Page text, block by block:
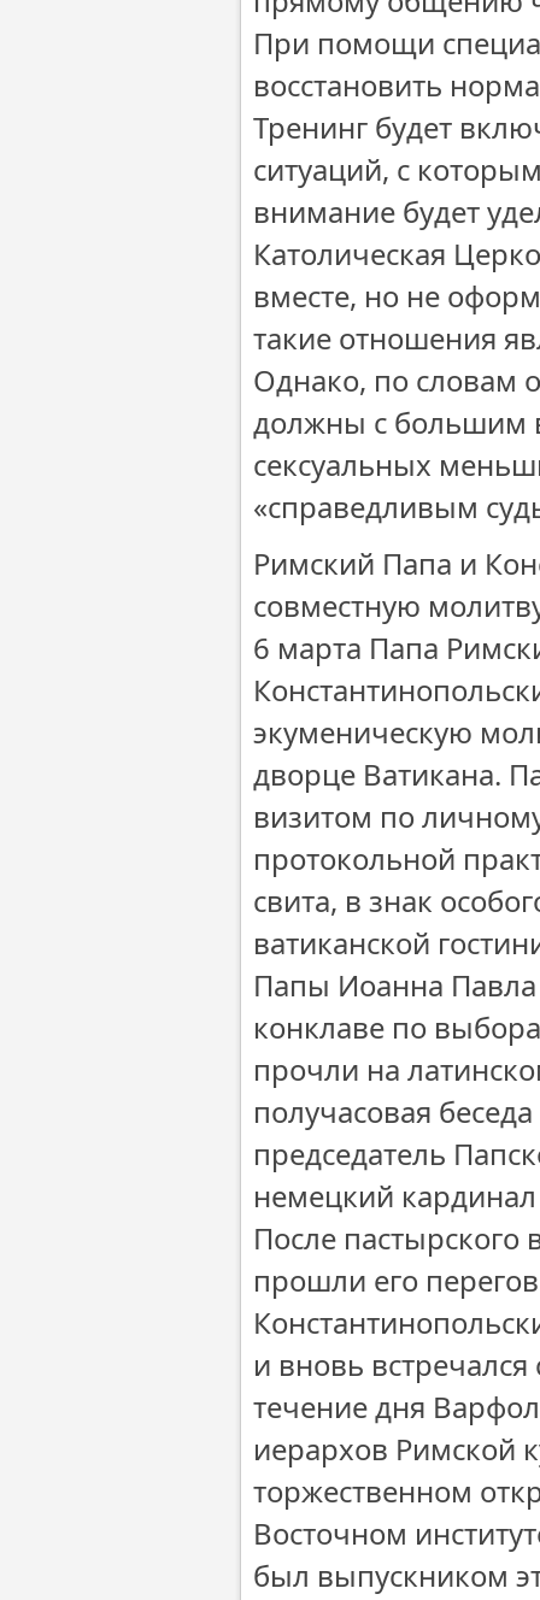
При помощи
восстановить
Тренинг будет
ситуаций, с
внимание будет
Католическая
вместе, но не
такие отношения
Однако, по словам
должны с большим
сексуальных
«справедливым
Римский Папа и
совместную
6 марта Папа
экуменическую
дворце Ватикана.
визитом по
протокольной
свита, в знак
ватиканской
Папы Иоанна
конклаве по
прочли на
получасовая
председатель
немецкий
После пастырского
прошли его
и вновь
течение дня
иерархов Римской
торжественном
Восточном
был выпускником